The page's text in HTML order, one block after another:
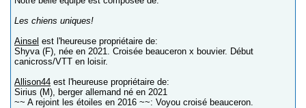
Les chiens uniques!
Ainsel est l'heureuse propriétaire de:
Shyva (F), née en 2021. Croisée beauceron x bouvier. Début
canicross/VTT en loisir.
Allison44 est l'heureuse propriétaire de:
Sirius (M), berger allemand né en 2021
~~ A rejoint les étoiles en 2016 ~~: Voyou croisé beauceron.